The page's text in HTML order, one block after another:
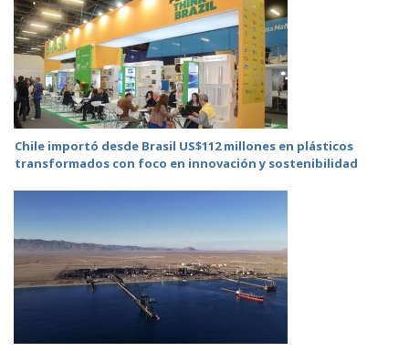
Chile importó desde Brasil US$112 millones en plásticos
transformados con foco en innovación y sostenibilidad